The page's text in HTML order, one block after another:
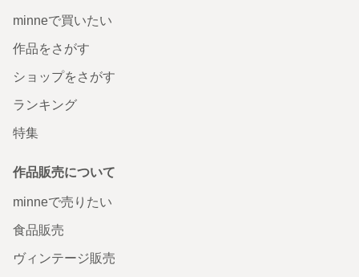
minneで買いたい
作品をさがす
ショップをさがす
ランキング
特集
作品販売について
minneで売りたい
食品販売
ヴィンテージ販売